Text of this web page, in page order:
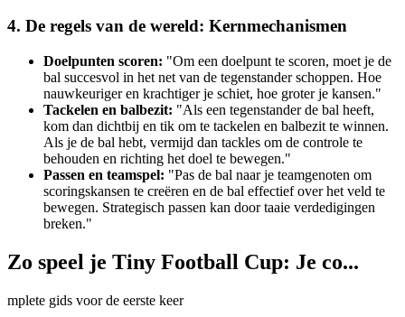
4. De regels van de wereld: Kernmechanismen
Doelpunten scoren: "Om een doelpunt te scoren, moet je de
bal succesvol in het net van de tegenstander schoppen. Hoe
nauwkeuriger en krachtiger je schiet, hoe groter je kansen."
Tackelen en balbezit: "Als een tegenstander de bal heeft,
kom dan dichtbij en tik om te tackelen en balbezit te winnen.
Als je de bal hebt, vermijd dan tackles om de controle te
behouden en richting het doel te bewegen."
Passen en teamspel: "Pas de bal naar je teamgenoten om
scoringskansen te creëren en de bal effectief over het veld te
bewegen. Strategisch passen kan door taaie verdedigingen
breken."
Zo speel je Tiny Football Cup: Je co...
mplete gids voor de eerste keer